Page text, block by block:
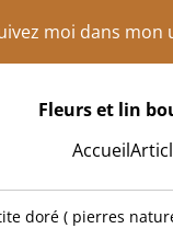
moi dans mon
Fleurs et lin
Accueil
doré ( pierres